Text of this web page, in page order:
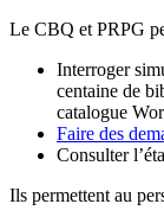
Le CBQ et PRPG
Interroger
centaine de
catalogue
Faire des
Consulter
Ils permettent au